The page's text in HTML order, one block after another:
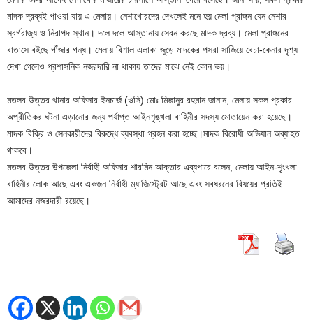
মাদক দ্রব্যই পাওয়া যায় এ মেলায়। নেশাখোরদের দেখলেই মনে হয় মেলা প্রাঙ্গন যেন নেশার
স্বর্গরাজ্য ও নিরাপদ স্থান। দলে দলে আস্তানায় সেবন করছে মাদক দ্রব্য। মেলা প্রাঙ্গনের
বাতাসে বইছে গাঁজার গন্ধ। মেলায় বিশাল এলাকা জুড়ে মাদকের পসরা সাজিয়ে বেচা-কেনার দৃশ্য
দেখা গেলেও প্রশাসনিক নজরদারি না থাকায় তাদের মাঝে নেই কোন ভয়।
মতলব উত্তর থানার অফিসার ইনচার্জ (ওসি) মোঃ মিজানুর রহমান জানান, মেলায় সকল প্রকার
অপ্রীতিকর ঘটনা এড়ানোর জন্য পর্যাপ্ত আইনশৃঙ্খলা বাহিনীর সদস্য মোতায়েন করা হয়েছে।
মাদক বিক্রি ও সেনকারীদের বিরুদ্ধে ব্যবস্থা গ্রহন করা হচ্ছে।মাদক বিরোধী অভিযান অব্যাহত
থাকবে।
মতলব উত্তর উপজেলা নির্বাহী অফিসার শারমিন আক্তার এব্যপারে বলেন, মেলায় আইন-শৃংখলা
বাহিনীর লোক আছে এবং একজন নির্বাহী ম্যাজিস্ট্রেট আছে এবং সবধরনের বিষয়ের প্রতিই
আমাদের নজরদারী রয়েছে।